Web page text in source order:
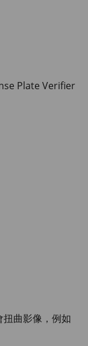
Plate Verifier
曲影像，例如